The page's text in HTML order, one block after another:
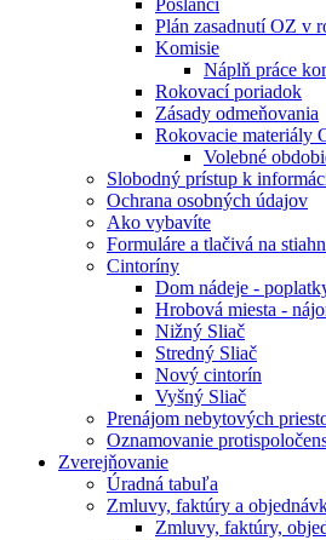
Poslanci
Plán zasadnutí OZ v
Komisie
Náplň práce
Rokovací poriadok
Zásady odmeňovania
Rokovacie materiály
Volebné
Slobodný prístup k
Ochrana osobných údajov
Ako vybavíte
Formuláre a tlačivá na
Cintoríny
Dom nádeje -
Hrobová miesta -
Nižný Sliač
Stredný Sliač
Nový cintorín
Vyšný Sliač
Prenájom nebytových
Oznamovanie
Zverejňovanie
Úradná tabuľa
Zmluvy, faktúry a
Zmluvy, faktúry,